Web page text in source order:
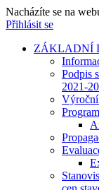
Nacházíte se na
Přihlásit se
ZÁKLADNÍ
Podpis
2021-